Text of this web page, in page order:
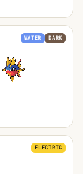
WATER DARK
ELECTRIC